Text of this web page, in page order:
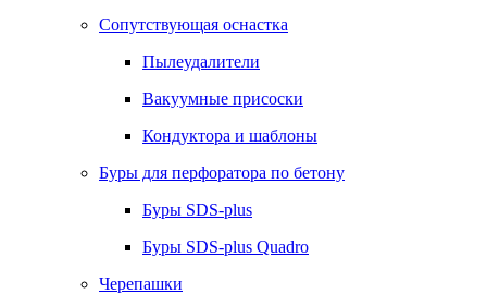
Сопутствующая оснастка
Пылеудалители
Вакуумные присоски
Кондуктора и шаблоны
Буры для перфоратора по бетону
Буры SDS-plus
Буры SDS-plus Quadro
Черепашки